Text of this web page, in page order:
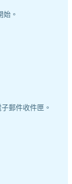
。
郵件收件匣。